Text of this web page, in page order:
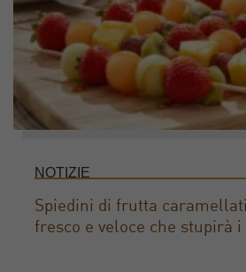
NOTIZIE
Spiedini di frutta
fresco e veloce che stupirà